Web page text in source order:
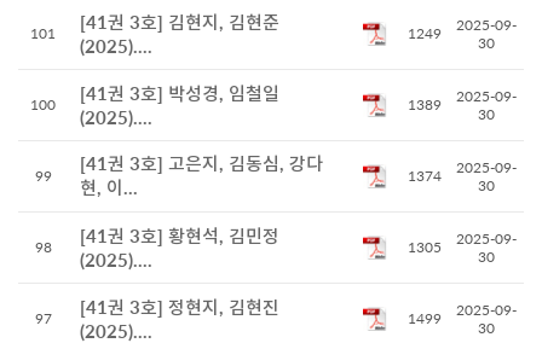
101
[41권 3호] 김현지, 김현준
(2025)....
1249
2025-09-
30
100
[41권 3호] 박성경, 임철일
(2025)....
1389
2025-09-
30
99
[41권 3호] 고은지, 김동심, 강다
현, 이...
1374
2025-09-
30
98
[41권 3호] 황현석, 김민정
(2025)....
1305
2025-09-
30
97
[41권 3호] 정현지, 김현진
(2025)....
1499
2025-09-
30